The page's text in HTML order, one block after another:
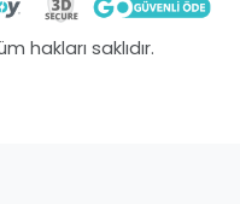
hakları saklıdır.